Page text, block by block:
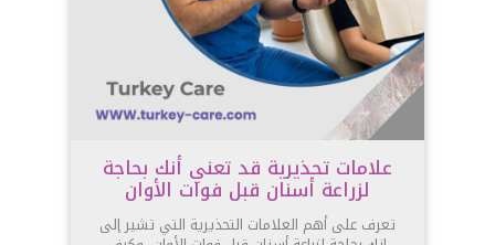
علامات تحذيرية قد تعني أنك بحاجة
لزراعة أسنان قبل فوات الأوان
تعرف على أهم العلامات التحذيرية التي تشير إلى